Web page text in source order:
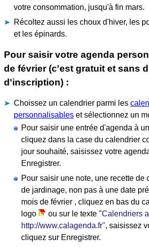
votre consommation, jusqu'à fin mars.
Récoltez aussi les choux d'hiver, les
et les épinards.
Pour saisir votre agenda
de février (c'est gratuit et sans
d'inscription) :
Choissez un calendrier parmi les
personnalisables et sélectionnez un
Pour saisir une entrée d'agenda à
cliquez dans la case du calendrier
jour souhaité, saisissez votre
Enregistrer.
Pour saisir une note, une recette de
de jardinage, non pas à une date
mois de février , cliquez en bas du
logo
ou sur le texte "Calendriers
http://www.calagenda.fr", saisissez
cliquez sur Enregistrer.